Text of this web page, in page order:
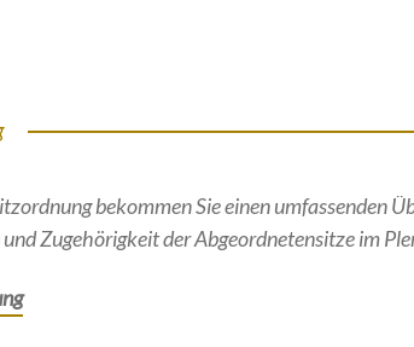
bekommen Sie einen umfassenden
Zugehörigkeit der Abgeordnetensitze im